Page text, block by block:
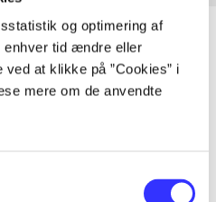
og optimering af
enhver tid ændre eller
at klikke på ”Cookies” i
mere om de anvendte
på udgivelser